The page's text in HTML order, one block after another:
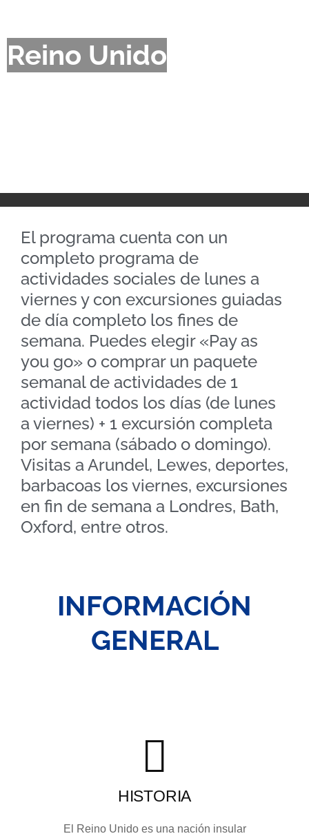
Reino Unido
El programa cuenta con un
completo programa de
actividades sociales de lunes a
viernes y con excursiones guiadas
de día completo los fines de
semana. Puedes elegir «Pay as
you go» o comprar un paquete
semanal de actividades de 1
actividad todos los días (de lunes
a viernes) + 1 excursión completa
por semana (sábado o domingo).
Visitas a Arundel, Lewes, deportes,
barbacoas los viernes, excursiones
en fin de semana a Londres, Bath,
Oxford, entre otros.
INFORMACIÓN
GENERAL
HISTORIA
El Reino Unido es una nación insular